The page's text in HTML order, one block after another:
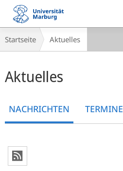
Mobile-
Navigation
Breadcrumb-
Navigation
Startseite Aktuelles
Aktuelles
NACHRICHTEN TERMINE